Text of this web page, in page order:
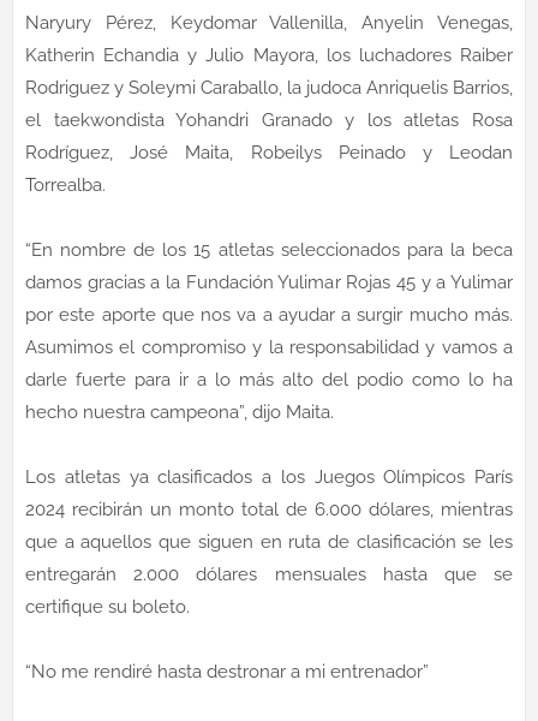
Naryury Pérez, Keydomar Vallenilla, Anyelin Venegas,
Katherin Echandia y Julio Mayora, los luchadores Raiber
Rodriguez y Soleymi Caraballo, la judoca Anriquelis Barrios,
el taekwondista Yohandri Granado y los atletas Rosa
Rodríguez, José Maita, Robeilys Peinado y Leodan
Torrealba.
“En nombre de los 15 atletas seleccionados para la beca
damos gracias a la Fundación Yulimar Rojas 45 y a Yulimar
por este aporte que nos va a ayudar a surgir mucho más.
Asumimos el compromiso y la responsabilidad y vamos a
darle fuerte para ir a lo más alto del podio como lo ha
hecho nuestra campeona”, dijo Maita.
Los atletas ya clasificados a los Juegos Olímpicos París
2024 recibirán un monto total de 6.000 dólares, mientras
que a aquellos que siguen en ruta de clasificación se les
entregarán 2.000 dólares mensuales hasta que se
certifique su boleto.
“No me rendiré hasta destronar a mi entrenador”